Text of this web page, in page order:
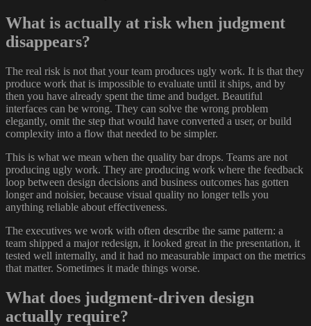
What is actually at risk when judgment
disappears?
The real risk is not that your team produces ugly work. It is that they
produce work that is impossible to evaluate until it ships, and by
then you have already spent the time and budget. Beautiful
interfaces can be wrong. They can solve the wrong problem
elegantly, omit the step that would have converted a user, or build
complexity into a flow that needed to be simpler.
This is what we mean when the quality bar drops. Teams are not
producing ugly work. They are producing work where the feedback
loop between design decisions and business outcomes has gotten
longer and noisier, because visual quality no longer tells you
anything reliable about effectiveness.
The executives we work with often describe the same pattern: a
team shipped a major redesign, it looked great in the presentation, it
tested well internally, and it had no measurable impact on the metrics
that matter. Sometimes it made things worse.
What does judgment-driven design
actually require?